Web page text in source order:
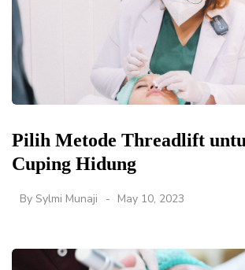
Pilih Metode Threadlift
Cuping Hidung
By Sylmi Munaji May 10, 2023